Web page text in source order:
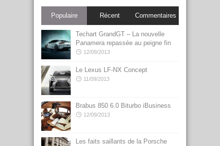
Populaire Récent Commentaires
Techart GrandGT – La nouvelle
Panamera repassée au peigne fin
12/09/2013
Le Lexus LF-NX Concept
11/09/2013
Brabus 850 6.0 Biturbo iBusiness
12/09/2013
Les faits saillants de la Porsche